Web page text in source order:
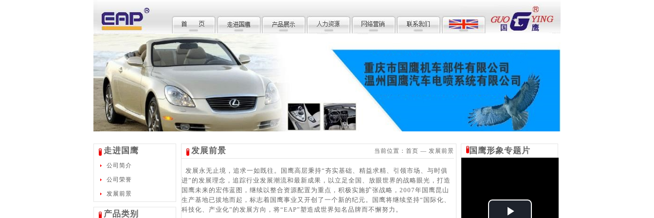
走进国鹰
公司简介
公司荣誉
发展前景
产品类别
发展前景 当前位置：首页 — 发展前景
发展永无止境，追求一如既往。国鹰高层秉持“夯实基础、精益求精、引领市场、与时俱
进”的发展理念，追踪行业发展潮流和最新成果，以立足全国、放眼世界的战略眼光，打造
国鹰未来的宏伟蓝图，继续以整合资源配置为重点，积极实施扩张战略，2007年国鹰昆山
生产基地已拔地而起，标志着国鹰事业又开创了一个新的纪元。国鹰将继续坚持“国际化、
科技化、产业化”的发展方向，将“EAP”塑造成世界知名品牌而不懈努力。
国鹰形象专题片